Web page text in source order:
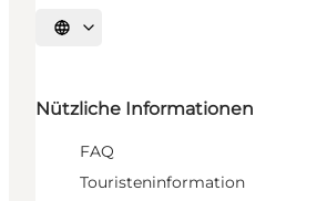
Sprache auswählen
Nützliche Informationen
FAQ
Touristeninformation